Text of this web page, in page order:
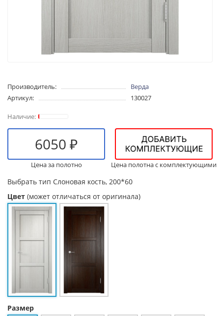
Производитель:
Верда
Артикул:
130027
6050 ₽
Цена за полотно Цена полотна с комплектующими
Выбрать тип Слоновая кость, 200*60
Цвет (может отличаться от оригинала)
Размер